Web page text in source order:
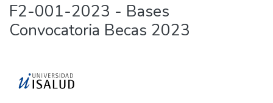
F2-001-2023 - Bases
Convocatoria Becas 2023